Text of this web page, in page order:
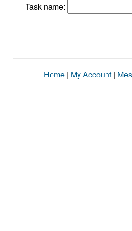
Task name:
Home | My Account |